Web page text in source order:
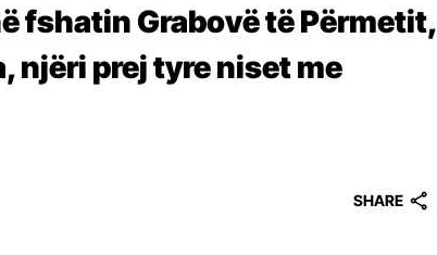
fshatin Grabovë të Përmetit,
njëri prej tyre niset me
SHARE